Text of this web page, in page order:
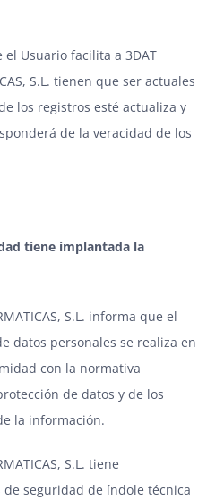
el Usuario facilita a 3DAT
S.L. tienen que ser actuales
los registros esté actualiza y
de la veracidad de los
tiene implantada la
S.L. informa que el
datos personales se realiza en
con la normativa
de datos y de los
la información.
S.L. tiene
seguridad de índole técnica